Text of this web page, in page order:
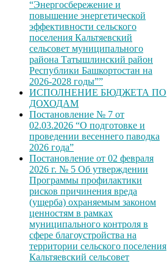
“Энергосбережение и
повышение энергетической
эффективности сельского
поселения Кальтяевский
сельсовет муниципального
района Татышлинский район
Республики Башкортостан на
2026-2028 годы””
ИСПОЛНЕНИЕ БЮДЖЕТА ПО
ДОХОДАМ
Постановление № 7 от
02.03.2026 “О подготовке и
проведении весеннего паводка
2026 года”
Постановление от 02 февраля
2026 г. № 5 Об утверждении
Программы профилактики
рисков причинения вреда
(ущерба) охраняемым законом
ценностям в рамках
муниципального контроля в
сфере благоустройства на
территории сельского поселения
Кальтяевский сельсовет